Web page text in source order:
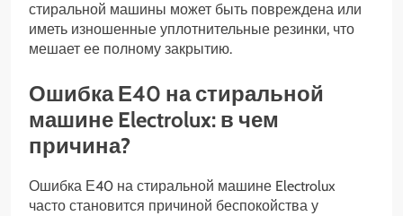
стиральной машины может быть повреждена или
иметь изношенные уплотнительные резинки, что
мешает ее полному закрытию.
Ошибка Е40 на стиральной
машине Electrolux: в чем
причина?
Ошибка Е40 на стиральной машине Electrolux
часто становится причиной беспокойства у